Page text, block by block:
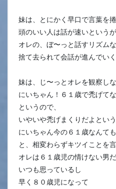
妹は、とにかく早口で言葉を
頭のいい人は話が速いというが
オレの、ぼ〜っと話すリズム
捨て去られて会話が進んでいく
妹は、じ〜っとオレを観察し
にいちゃん！６１歳で禿げて
というので、
いやいや禿げまくりだよとい
にいちゃん今の６１歳なんて
と、相変わらずキツイことを
オレは６１歳児の情けない男
いつも思っているし
早く８０歳児になって